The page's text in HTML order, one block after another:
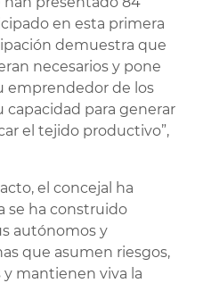
en esta primera
demuestra que
necesarios y pone
emprendedor de los
capacidad para generar
el tejido productivo”,
el concejal ha
se ha construido
autónomos y
que asumen riesgos,
mantienen viva la